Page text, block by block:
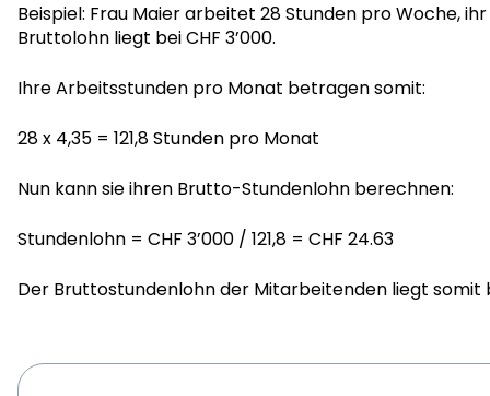
Beispiel: Frau Maier arbeitet 28 Stunden pro Woche,
Bruttolohn liegt bei CHF 3’000.
Ihre Arbeitsstunden pro Monat betragen somit:
28 x 4,35 = 121,8 Stunden pro Monat
Nun kann sie ihren Brutto-Stundenlohn berechnen:
Stundenlohn = CHF 3’000 / 121,8 = CHF 24.63
Der Bruttostundenlohn der Mitarbeitenden liegt somit